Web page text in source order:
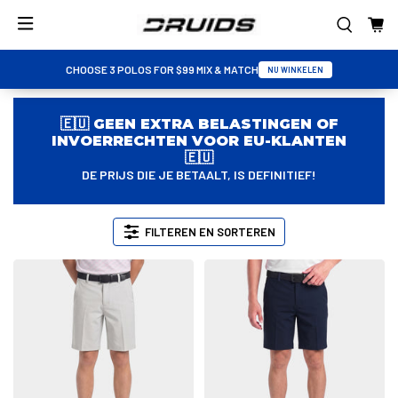
CHOOSE 3 POLOS FOR $99 MIX & MATCH NU WINKELEN
🇪🇺 GEEN EXTRA BELASTINGEN OF
INVOERRECHTEN VOOR EU-KLANTEN
🇪🇺
DE PRIJS DIE JE BETAALT, IS DEFINITIEF!
FILTEREN EN SORTEREN